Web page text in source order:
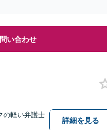
い合わせ
の軽い弁護士
詳細を見る